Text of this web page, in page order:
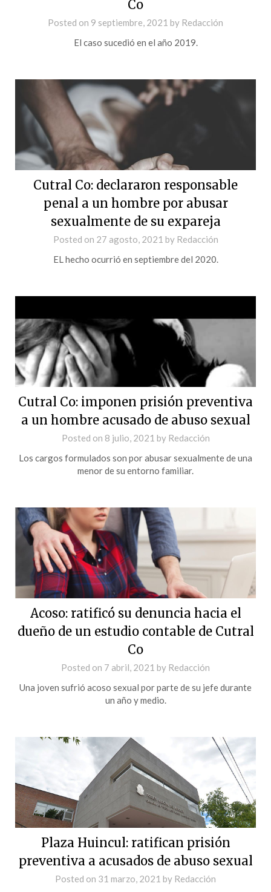
Co
Posted on 9 septiembre, 2021 by Redacción
El caso sucedió en el año 2019.
Cutral Co: declararon responsable
penal a un hombre por abusar
sexualmente de su expareja
Posted on 27 agosto, 2021 by Redacción
EL hecho ocurrió en septiembre del 2020.
Cutral Co: imponen prisión preventiva
a un hombre acusado de abuso sexual
Posted on 8 julio, 2021 by Redacción
Los cargos formulados son por abusar sexualmente de una
menor de su entorno familiar.
Acoso: ratificó su denuncia hacia el
dueño de un estudio contable de Cutral
Co
Posted on 7 abril, 2021 by Redacción
Una joven sufrió acoso sexual por parte de su jefe durante
un año y medio.
Plaza Huincul: ratifican prisión
preventiva a acusados de abuso sexual
Posted on 31 marzo, 2021 by Redacción